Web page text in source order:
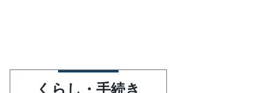
くらし・手続き